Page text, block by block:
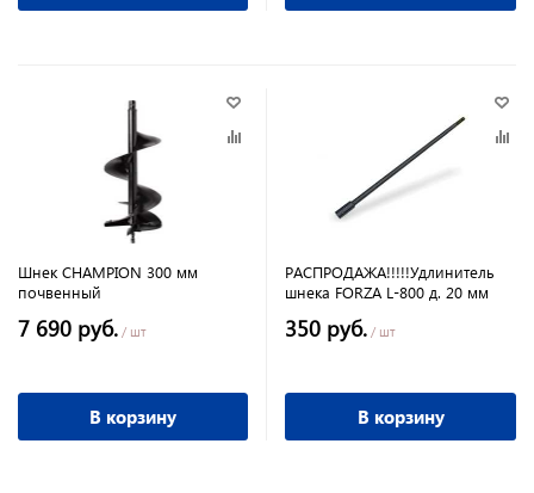
Шнек CHAMPION 300 мм
почвенный
7 690 руб. / шт
В корзину
РАСПРОДАЖА!!!!!Удлинитель
шнека FORZA L-800 д. 20 мм
350 руб. / шт
В корзину